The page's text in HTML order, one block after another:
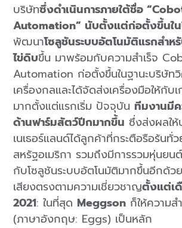
บริษัทซึ่งดำเนินการภายใต้ชื่อ
Automation” นับตั้งแต่ก่อตั้งขึ้นใ
พัฒนาโซลูชันระบบอัตโนมัติแรกสำห
ไข่ดิบขึ้น มาพร้อมกับความสำเร็จ
Automation ก่อตั้งขึ้นในฐานะบริษัท
เครื่องกลและได้จัดส่งเครื่องมือให้กับ
มากตั้งแต่แรกเริ่ม ปัจจุบันทีมงานมี
ด้านฟาร์มสัตว์ปีกมากขึ้น ซึ่งส่งผลใ
เนเธอร์แลนด์ได้ลูกค้าที่กระตือรือร้นทั่
สหรัฐอเมริกา รวมถึงมีการรวมหุ่นยน
กับโซลูชันระบบอัตโนมัติมากขึ้นอีกด้
เสียงตรงตามความเชี่ยวชาญตั้งแต่เ
2021: ในที่สุดMeggson ก็ให้ความ
(ภาษาอังกฤษ: Eggs) เป็นหลัก